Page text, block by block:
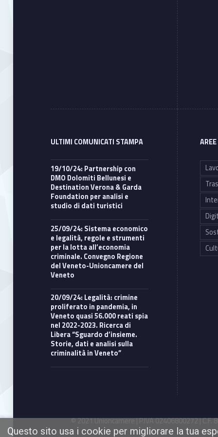
ULTIMI COMUNICATI STAMPA
19/10/24: Partnership con
DMO Dolomiti Bellunesi e
Destination Verona & Garda
Foundation per analisi e
studio di dati turistici
25/09/24: Sistema economico
e legalità, regole e strumenti
per la lotta all’economia
criminale. Convegno Regione
del Veneto-Unioncamere del
Veneto
20/09/24: Legalità: crimine
proliferato in pandemia, in
Veneto quasi 56.000 reati spia
nel 2022-2023. Ricerca di
Libera “Sguardo d’insieme.
Storie, dati e analisi sulla
criminalità in Veneto”
© 2021 Unioncamere | P.IVA 02406800272 | C.F.
Questo sito usa i cookie per migliorare la tua